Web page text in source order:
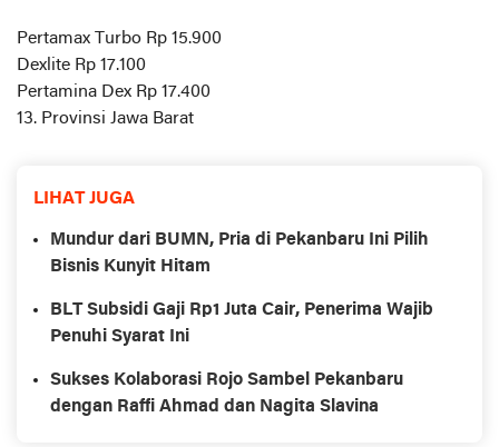
Pertamax Turbo Rp 15.900
Dexlite Rp 17.100
Pertamina Dex Rp 17.400
13. Provinsi Jawa Barat
LIHAT JUGA
Mundur dari BUMN, Pria di Pekanbaru Ini Pilih
Bisnis Kunyit Hitam
BLT Subsidi Gaji Rp1 Juta Cair, Penerima Wajib
Penuhi Syarat Ini
Sukses Kolaborasi Rojo Sambel Pekanbaru
dengan Raffi Ahmad dan Nagita Slavina